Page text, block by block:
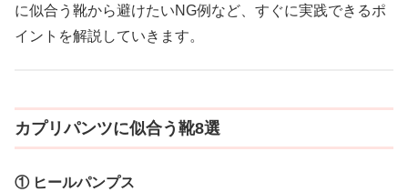
に似合う靴から避けたいNG例など、すぐに実践できるポ
イントを解説していきます。
カプリパンツに似合う靴8選
① ヒールパンプス